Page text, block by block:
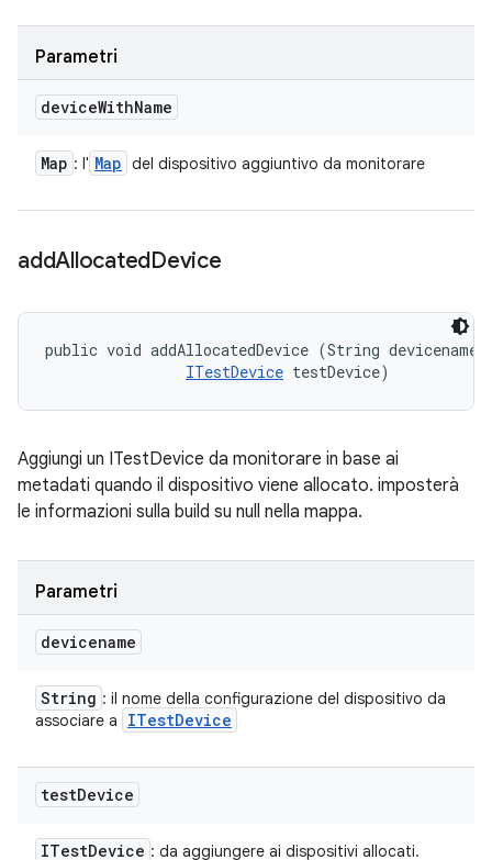
Parametri
deviceWithName
Map : l' Map del dispositivo aggiuntivo da monitorare
addAllocatedDevice
public void addAllocatedDevice (String
ITestDevice testDevice)
Aggiungi un ITestDevice da monitorare in base ai
metadati quando il dispositivo viene allocato. imposterà
le informazioni sulla build su null nella mappa.
Parametri
devicename
String : il nome della configurazione del dispositivo da
associare a
ITestDevice
testDevice
ITestDevice : da aggiungere ai dispositivi allocati.